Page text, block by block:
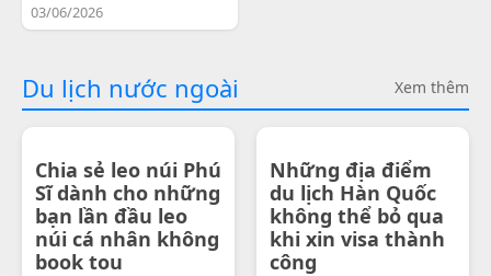
03/06/2026
Du lịch nước ngoài Xem thêm
Chia sẻ leo núi Phú
Sĩ dành cho những
bạn lần đầu leo
núi cá nhân không
book tou
Những địa điểm
du lịch Hàn Quốc
không thể bỏ qua
khi xin visa thành
công